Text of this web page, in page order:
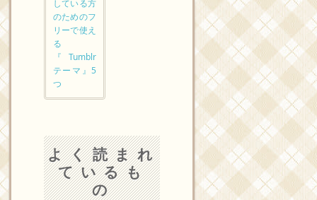
している方
のためのフ
リーで使え
る
『Tumblr
テーマ』5
つ
よく読まれ
ているも
の